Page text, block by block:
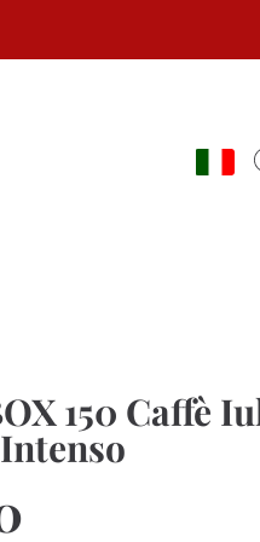
PAESE/
150 Caffè